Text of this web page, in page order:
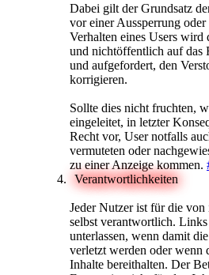
Dabei gilt der Grundsatz
vor einer Aussperrung
Verhalten eines Users wird
und nichtöffentlich auf das
und aufgefordert, den
korrigieren.
Sollte dies nicht fruchten,
eingeleitet, in letzter
Recht vor, User notfalls
vermuteten oder
zu einer Anzeige kommen.
Verantwortlichkeiten
Jeder Nutzer ist für die
selbst verantwortlich.
unterlassen, wenn damit
verletzt werden oder wenn
Inhalte bereithalten. Der